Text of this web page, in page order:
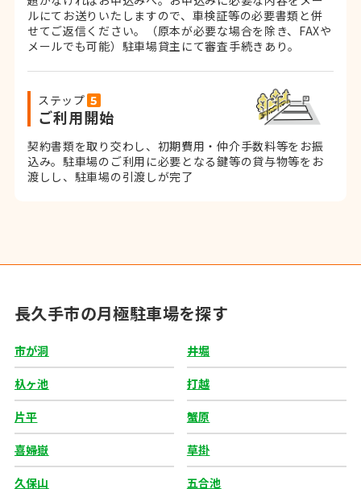
ルにてお送りいたしますので、車検証等の必要書類と併
せてご返信ください。
（原本が必要な場合を除き、FAXや
メールでも可能） 駐車場貸主にて審査手続きあり。
ステップ
ご利用開始
契約書類を取り交わし、初期費用・仲介手数料等をお振
込み。駐車場のご利用に必要となる鍵等の貸与物等をお
渡しし、駐車場の引渡しが完了
長久手市の月極駐車場を探す
市が洞 井堀
杁ヶ池 打越
片平 蟹原
喜婦嶽 草掛
久保山 五合池